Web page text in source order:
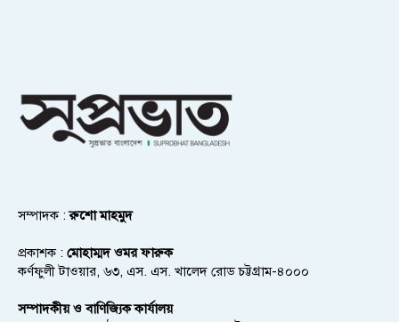
সম্পাদক :রুশো মাহমুদ
প্রকাশক : মোহাম্মদ ওমর ফারুক
কর্ণফুলী টাওয়ার, ৬৩, এস. এস. খালেদ রোড চট্টগ্রাম-৪০০০
সম্পাদকীয় ও বাণিজ্যিক কার্যালয়